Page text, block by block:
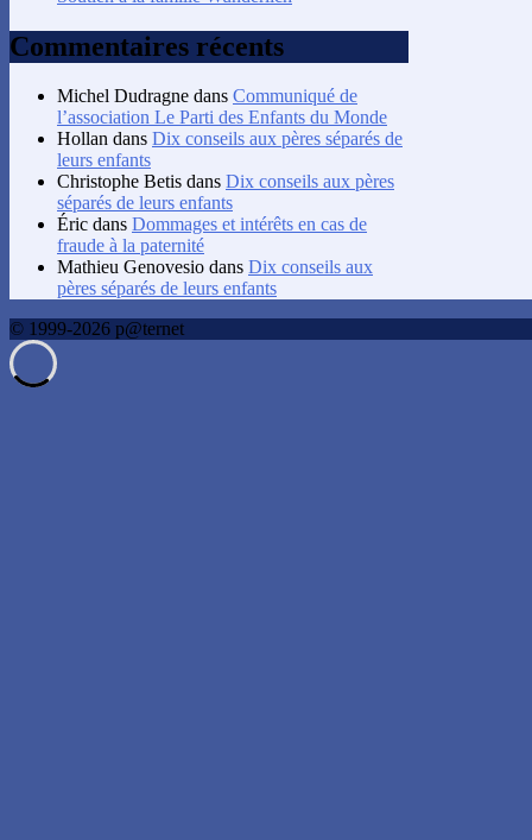
Commentaires récents
Michel Dudragne dans Communiqué de
l’association Le Parti des Enfants du Monde
Hollan dans Dix conseils aux pères séparés de
leurs enfants
Christophe Betis dans Dix conseils aux pères
séparés de leurs enfants
Éric dans Dommages et intérêts en cas de
fraude à la paternité
Mathieu Genovesio dans Dix conseils aux
pères séparés de leurs enfants
© 1999-2026 p@ternet